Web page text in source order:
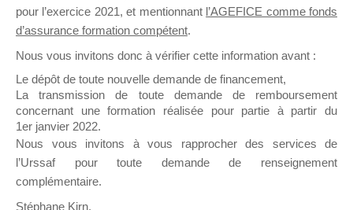
Formation qui souhaitent répondre à l’Appel à
Propositions Mallette du Dirigeant.
Ce groupe propose un forum dédié au support
sur lequel il est possible de laisser un message
ou poser une question.
NB : Il est nécessaire d’être
pouvoir rejoindre ce groupe
pour l’exercice 2021, et mentionnant l’AGEFICE comme fonds
d’assurance formation compétent.
Nous vous invitons donc à vérifier cette information avant :
Le dépôt de toute nouvelle demande de financement,
La transmission de toute demande de remboursement
concernant une formation réalisée pour partie à partir du
1er janvier 2022.
Nous vous invitons à vous rapprocher des services de
l’Urssaf pour toute demande de renseignement
complémentaire.
Stéphane Kirn,